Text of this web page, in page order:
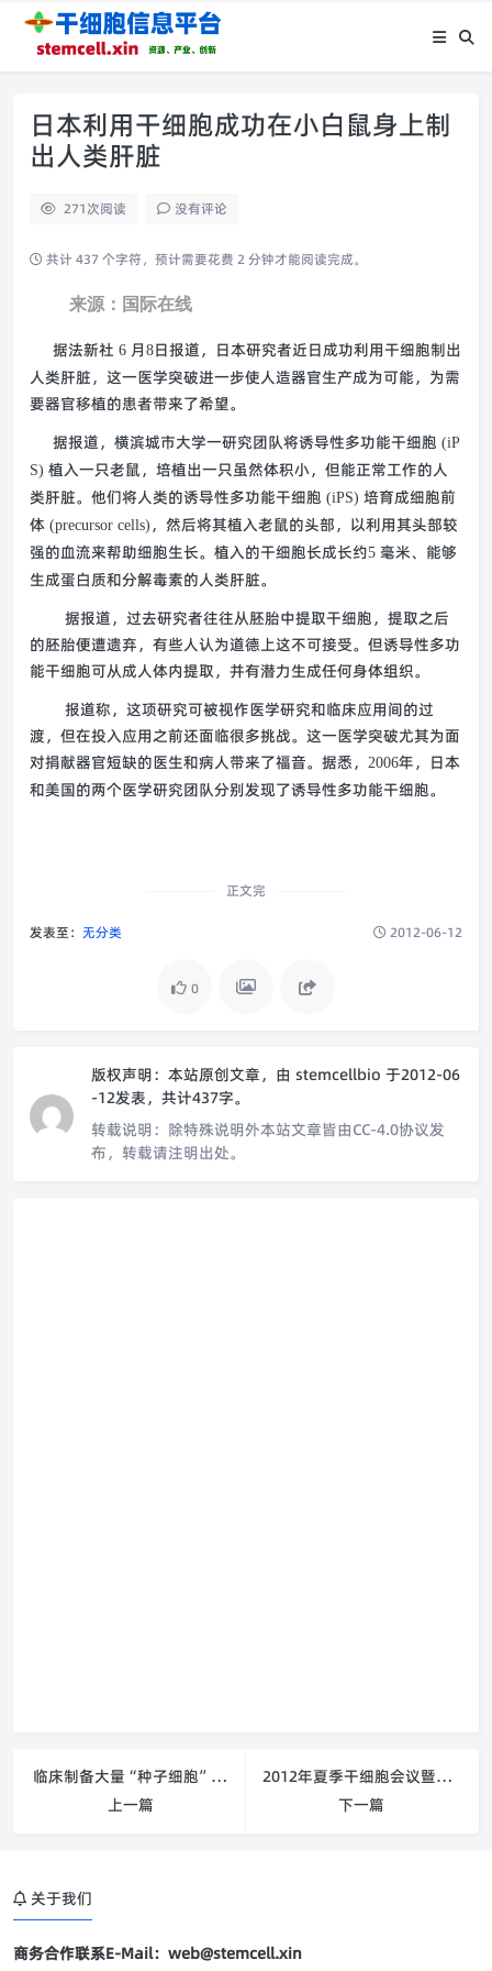
日本利用干细胞成功在小白鼠身上制
出人类肝脏
271次阅读 没有评论
共计 437 个字符，预计需要花费 2 分钟才能阅读完成。
来源：国际在线
据法新社 6 月 8日报道，日本研究者近日成功利用干细胞制出
人类肝脏，这一医学突破进一步使人造器官生产成为可能，为需
要器官移植的患者带来了希望。
据报道，横滨城市大学一研究团队将诱导性多功能干细胞 (iP
S) 植入一只老鼠，培植出一只虽然体积小，但能正常工作的人
类肝脏。他们将人类的诱导性多功能干细胞 (iPS) 培育成细胞前
体 (precursor cells) ，然后将其植入老鼠的头部，以利用其头部较
强的血流来帮助细胞生长。植入的干细胞长成长约5 毫米、能够
生成蛋白质和分解毒素的人类肝脏。
据报道，过去研究者往往从胚胎中提取干细胞，提取之后
的胚胎便遭遗弃，有些人认为道德上这不可接受。但诱导性多功
能干细胞可从成人体内提取，并有潜力生成任何身体组织。
报道称，这项研究可被视作医学研究和临床应用间的过
渡，但在投入应用之前还面临很多挑战。这一医学突破尤其为面
对捐献器官短缺的医生和病人带来了福音。据悉， 2006年，日本
和美国的两个医学研究团队分别发现了诱导性多功能干细胞。
正文完
发表至： 无分类 2012-06-12
0
版权声明： 本站原创文章，由 stemcellbio 于2012-06
-12发表，共计437字。
转载说明： 除特殊说明外本站文章皆由CC-4.0协议发
布，转载请注明出处。
临床制备大量“种子细胞”成为可能
上一篇
2012年夏季干细胞会议暨中美干细胞研讨会顺利召开
下一篇
关于我们
商务合作联系E-Mail：web@stemcell.xin